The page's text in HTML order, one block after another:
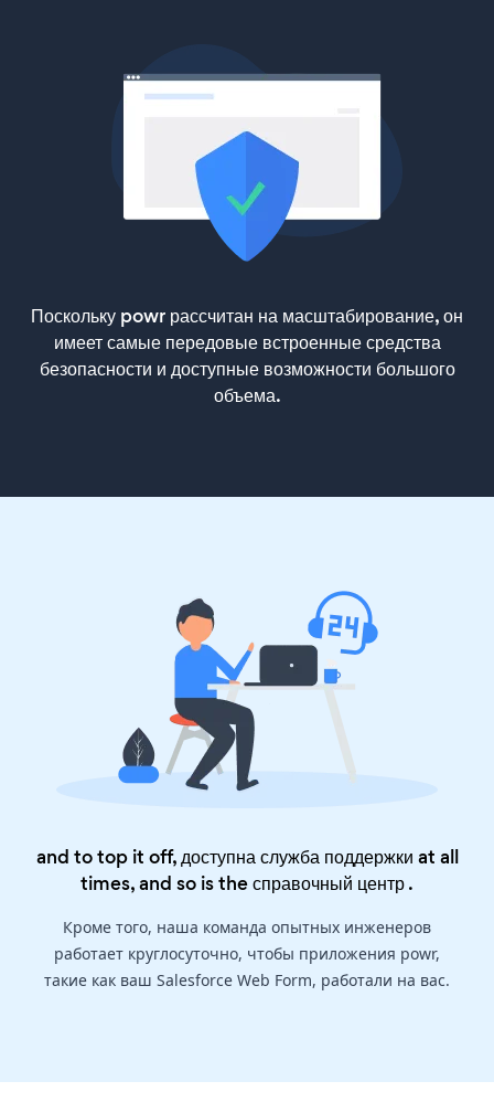
Поскольку powr рассчитан на масштабирование, он
имеет самые передовые встроенные средства
безопасности и доступные возможности большого
объема.
and to top it off, доступна служба поддержки at all
times, and so is theсправочный центр.
Кроме того, наша команда опытных инженеров
работает круглосуточно, чтобы приложения powr,
такие как ваш Salesforce Web Form, работали на вас.